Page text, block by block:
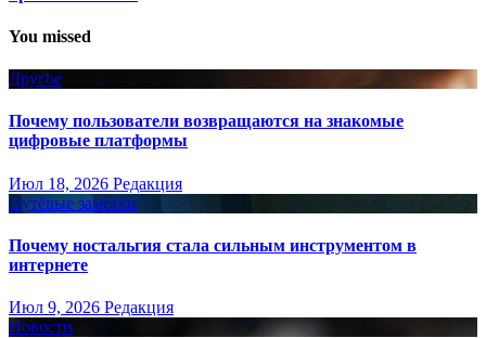
You missed
Другое
Почему пользователи возвращаются на знакомые
цифровые платформы
Июл 18, 2026 Редакция
Путёвые заметки
Почему ностальгия стала сильным инструментом в
интернете
Июл 9, 2026 Редакция
Новости